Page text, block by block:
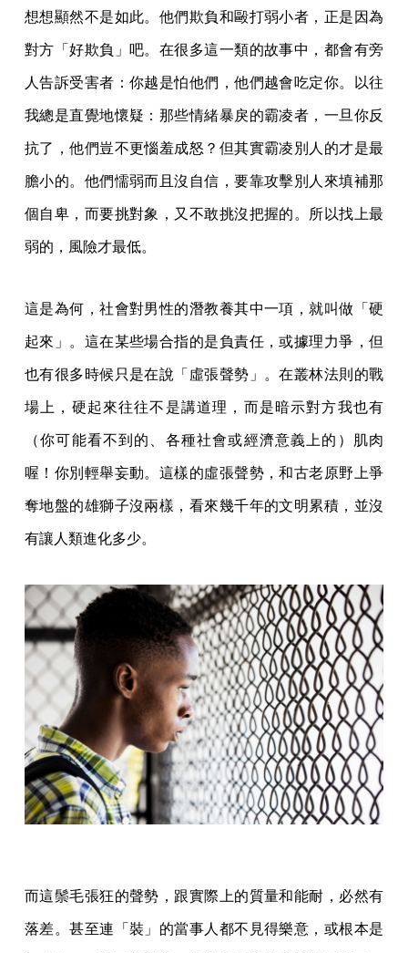
想想顯然不是如此。他們欺負和毆打弱小者，正是因為
對方「好欺負」吧。在很多這一類的故事中，都會有旁
人告訴受害者：你越是怕他們，他們越會吃定你。以往
我總是直覺地懷疑：那些情緒暴戾的霸凌者，一旦你反
抗了，他們豈不更惱羞成怒？但其實霸凌別人的才是最
膽小的。他們懦弱而且沒自信，要靠攻擊別人來填補那
個自卑，而要挑對象，又不敢挑沒把握的。所以找上最
弱的，風險才最低。
這是為何，社會對男性的潛教養其中一項，就叫做「硬
起來」。這在某些場合指的是負責任，或據理力爭，但
也有很多時候只是在說「虛張聲勢」。在叢林法則的戰
場上，硬起來往往不是講道理，而是暗示對方我也有
（你可能看不到的、各種社會或經濟意義上的）肌肉
喔！你別輕舉妄動。這樣的虛張聲勢，和古老原野上爭
奪地盤的雄獅子沒兩樣，看來幾千年的文明累積，並沒
有讓人類進化多少。
而這鬃毛張狂的聲勢，跟實際上的質量和能耐，必然有
落差。甚至連「裝」的當事人都不見得樂意，或根本是